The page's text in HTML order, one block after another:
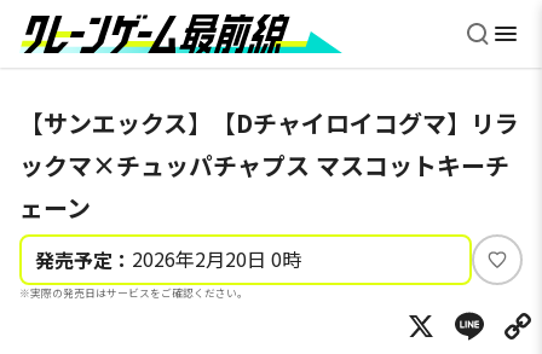
【サンエックス】【Dチャイロイコグマ】リラ
ックマ×チュッパチャプス マスコットキーチ
ェーン
発売予定： 2026年2月20日 0時
※実際の発売日はサービスをご確認ください。
い
ね
X